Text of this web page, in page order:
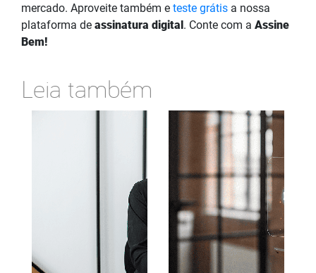
mercado. Aproveite também e teste grátis a nossa
plataforma de assinatura digital. Conte com a Assine
Bem!
Leia também